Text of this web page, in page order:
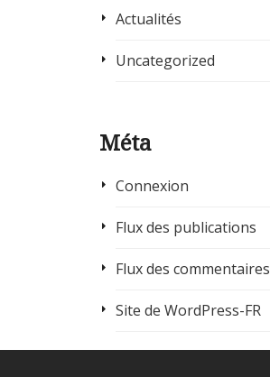
Actualités
Uncategorized
Méta
Connexion
Flux des publications
Flux des commentaires
Site de WordPress-FR